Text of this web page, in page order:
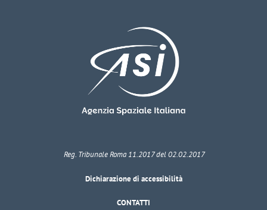
Reg. Tribunale Roma 11.2017 del 02.02.2017
Dichiarazione di accessibilità
CONTATTI